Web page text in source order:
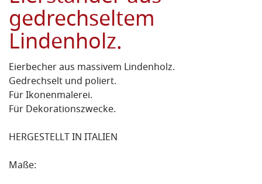
gedrechseltem
Lindenholz.
Eierbecher aus massivem Lindenholz.
Gedrechselt und poliert.
Für Ikonenmalerei.
Für Dekorationszwecke.
HERGESTELLT IN ITALIEN
Maße: